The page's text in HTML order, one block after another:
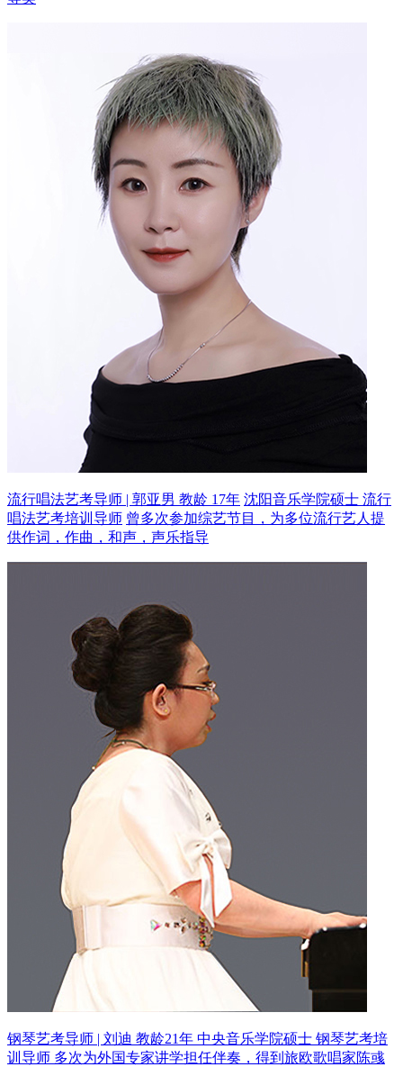
流行唱法艺考导师 | 郭亚男 教龄 17年 沈阳音乐学院硕士 流行
唱法艺考培训导师 曾多次参加综艺节目，为多位流行艺人提
供作词，作曲，和声，声乐指导
钢琴艺考导师 | 刘迪 教龄21年 中央音乐学院硕士 钢琴艺考培
训导师 多次为外国专家讲学担任伴奏，得到旅欧歌唱家陈彧